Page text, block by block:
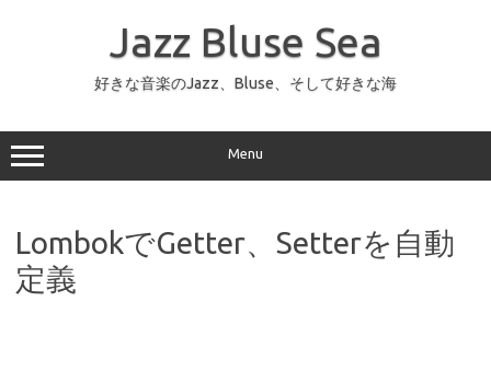
ッ
プ
Jazz Bluse Sea
好きな音楽のJazz、Bluse、そして好きな海
Menu
LombokでGetter、Setterを自動
定義